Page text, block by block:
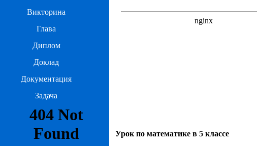
Викторина
Глава
Диплом
Доклад
Документация
Задача
Урок по математике в 5 классе